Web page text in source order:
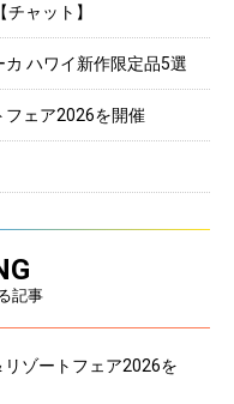
ャット】
ハワイ新作限定品5選
フェア2026を開催
記事
ゾートフェア2026を